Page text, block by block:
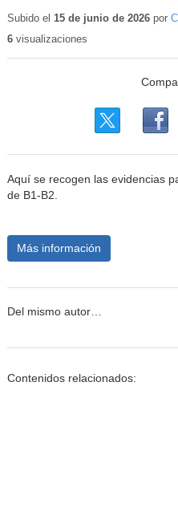
Subido el 15 de junio de 2026por
6visualizaciones
Aquí se recogen las evidencias
de B1-B2.
Más información
Del mismo autor…
Contenidos relacionados: